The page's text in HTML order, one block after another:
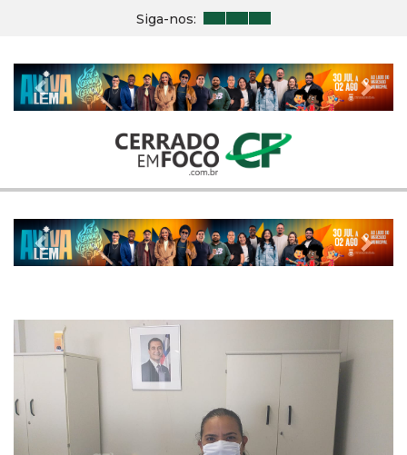
Siga-nos:
Previous Next
Previous Next